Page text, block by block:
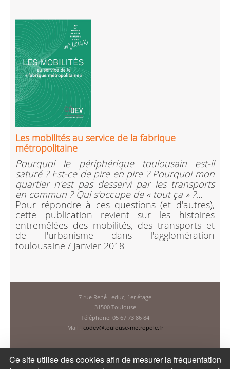
Les mobilités au service de la fabrique
métropolitaine
Pourquoi le périphérique toulousain est-il
saturé ? Est-ce de pire en pire ? Pourquoi mon
quartier n'est pas desservi par les transports
en commun ? Qui s'occupe de « tout ça » ?…
Pour répondre à ces questions (et d'autres),
cette publication revient sur les histoires
entremêlées des mobilités, des transports et
de l'urbanisme dans l'agglomération
toulousaine / Janvier 2018
7 rue René Leduc, 1er étage
31500 Toulouse
Téléphone: 05 67 73 86 84
Mail : codev@toulouse-metropole.fr
LETTRE D'INFORMATION
Ce site utilise des cookies afin de mesurer la fréquentation